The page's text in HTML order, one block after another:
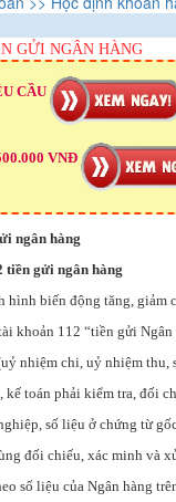
GỬI NGÂN HÀNG
CẦU
VNĐ
ngân hàng
tiền gửi ngân hàng
hình biến động tăng,
khoản 112 “tiền gửi
nhiệm chi, uỷ nhiệm
toán phải kiểm tra, đối
số liệu ở chứng từ
đối chiếu, xác minh và
số liệu của Ngân hàng